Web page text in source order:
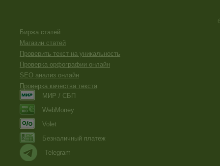
Биржа статей
Магазин статей
Проверить текст на уникальность
Проверка орфографии онлайн
SEO анализ онлайн
Проверка качества текста
МИР / СБП
WebMoney
Volet
Безналичный платеж
Telegram